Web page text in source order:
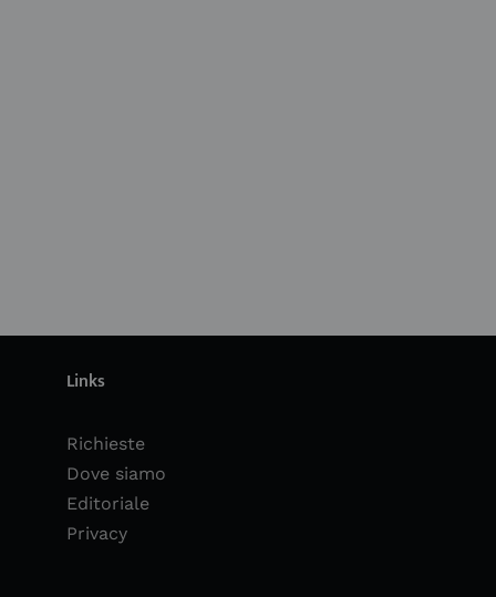
Links
Richieste
Dove siamo
Editoriale
Privacy